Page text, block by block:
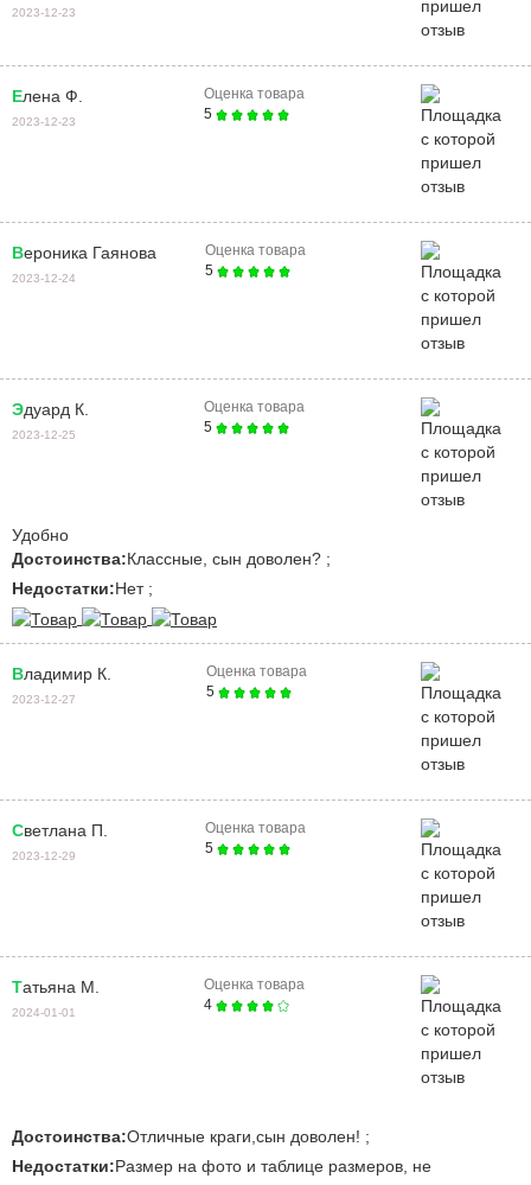
2023-12-23
Елена Ф.
2023-12-23
Оценка товара
5
Вероника Гаянова
2023-12-24
Оценка товара
5
Эдуард К.
2023-12-25
Оценка товара
5
Удобно
Достоинства:Классные, сын доволен? ;
Недостатки:Нет ;
Владимир К.
2023-12-27
Оценка товара
5
Светлана П.
2023-12-29
Оценка товара
5
Татьяна М.
2024-01-01
Оценка товара
4
Достоинства:Отличные краги,сын доволен! ;
Недостатки:Размер на фото и таблице размеров, не